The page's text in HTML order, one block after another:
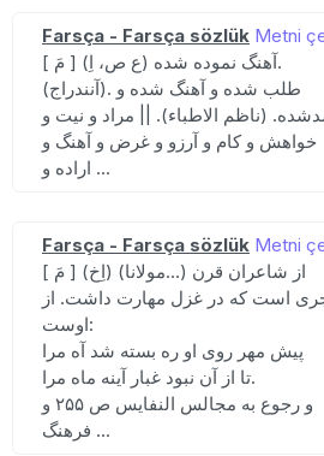
Farsça - Farsça sözlük Metni
[ مَ ] (ع ص، اِ) آهنگ نموده شده.
(آنندراج). طلب شده و آهنگ شده و
(ناظم الاطباء). || مراد و نیت و
خواهش و کام و آرزو و غرض و آهنگ و
اراده و ...
Farsça - Farsça sözlük Metni
[ مَ ] (اِخ) (مولانا...) از شاعران قرن
است که در غزل مهارت داشت. از
اوست:
پیش مهر روی او ره بسته شد آه مرا
تا از آن نبود غبار آینه ماه مرا.
و رجوع به مجالس النفایس ص ۲۵۵ و
فرهنگ ...